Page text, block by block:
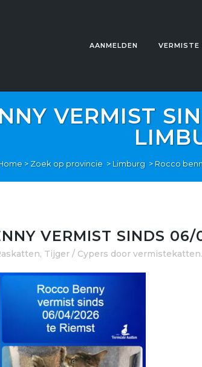
AANMELDEN VERMISTE
VERMIST
>Zoek op provincie >Limburg >Rocco
VERMIST SINDS
, Tijger / Cypers door